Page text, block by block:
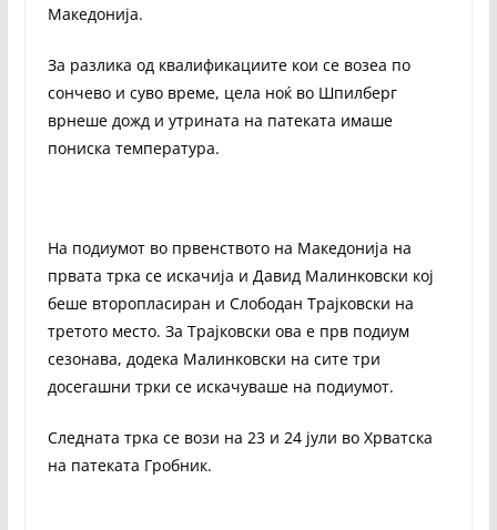
Македонија.
За разлика од квалификациите кои се возеа по
сончево и суво време, цела ноќ во Шпилберг
врнеше дожд и утрината на патеката имаше
пониска температура.
На подиумот во првенството на Македонија на
првата трка се искачија и Давид Малинковски кој
беше второпласиран и Слободан Трајковски на
третото место. За Трајковски ова е прв подиум
сезонава, додека Малинковски на сите три
досегашни трки се искачуваше на подиумот.
Следната трка се вози на 23 и 24 јули во Хрватска
на патеката Гробник.